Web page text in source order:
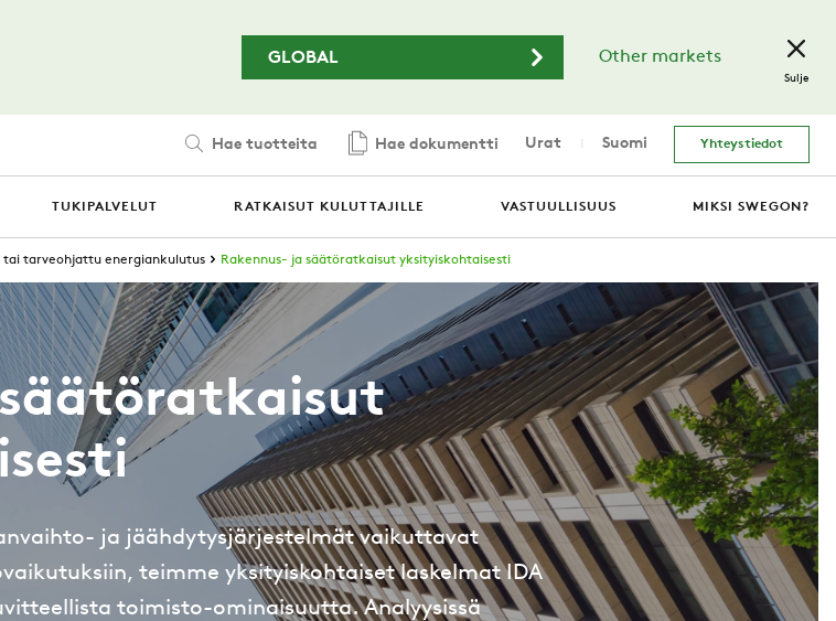
GLOBAL Other markets
Sulje
Hae tuotteita Hae dokumentti Urat Suomi Yhteystiedot
TUKIPALVELUT RATKAISUT KULUTTAJILLE VASTUULLISUUS MIKSI SWEGON?
tai tarveohjattu energiankulutus Rakennus- ja säätöratkaisut yksityiskohtaisesti
ja jäähdytysjärjestelmät vaikuttavat
teimme yksityiskohtaiset laskelmat IDA
toimisto-ominaisuutta. Analyysissä